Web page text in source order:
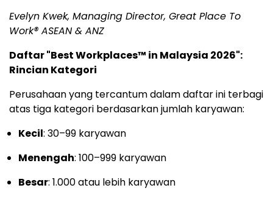
Evelyn Kwek, Managing Director, Great Place To
Work® ASEAN & ANZ
Daftar "Best Workplaces™ in Malaysia 2026":
Rincian Kategori
Perusahaan yang tercantum dalam daftar ini terbagi
atas tiga kategori berdasarkan jumlah karyawan:
Kecil: 30–99 karyawan
Menengah: 100–999 karyawan
Besar: 1.000 atau lebih karyawan